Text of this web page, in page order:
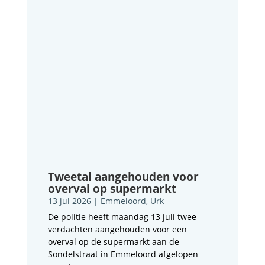
Tweetal aangehouden voor
overval op supermarkt
13 jul 2026| Emmeloord, Urk
De politie heeft maandag 13 juli twee
verdachten aangehouden voor een
overval op de supermarkt aan de
Sondelstraat in Emmeloord afgelopen